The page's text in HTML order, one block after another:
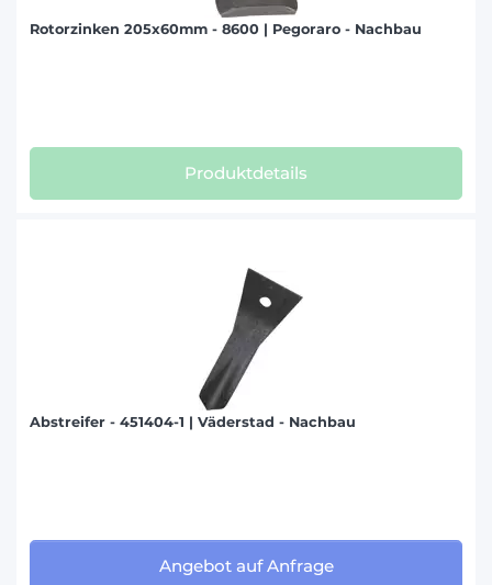
Rotorzinken 205x60mm - 8600 | Pegoraro - Nachbau
Produktdetails
Abstreifer - 451404-1 | Väderstad - Nachbau
Angebot auf Anfrage